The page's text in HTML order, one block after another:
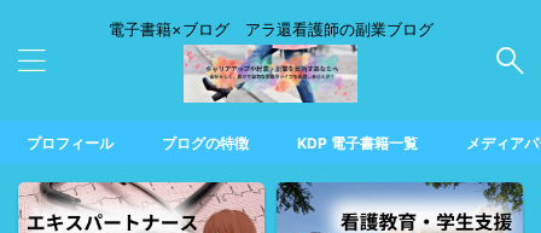
電子書籍×ブログ アラ還看護師の副業ブログ
プロフィール ブログの特徴 KDP 電子書籍一覧 メディア